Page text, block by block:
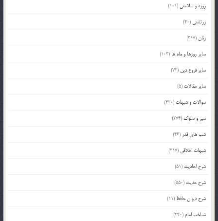
روزه و سلامتی (101)
زرتشتی (40)
زنان(317)
سایر روزها و ماه ها (103)
سایر فروع دین (72)
سایر مقالات (5)
سوالات و شبهات (420)
سیر و سلوک (274)
شب های قدر (46)
شبهات اخلاقی (217)
شرح احادیث (51)
شرح حدیث (550)
شرح دیوان حافظ (11)
شناخت امام (440)